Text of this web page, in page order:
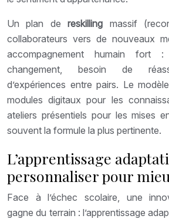
Un plan dereskilling massif
collaborateurs vers de nouveaux
accompagnement humain fort
changement, besoin de
d’expériences entre pairs. Le
modules digitaux pour les
ateliers présentiels pour les mises
souvent la formule la plus pertinente.
L’apprentissage
personnaliser pour
Face à l’échec scolaire, une
gagne du terrain : l’apprentissage